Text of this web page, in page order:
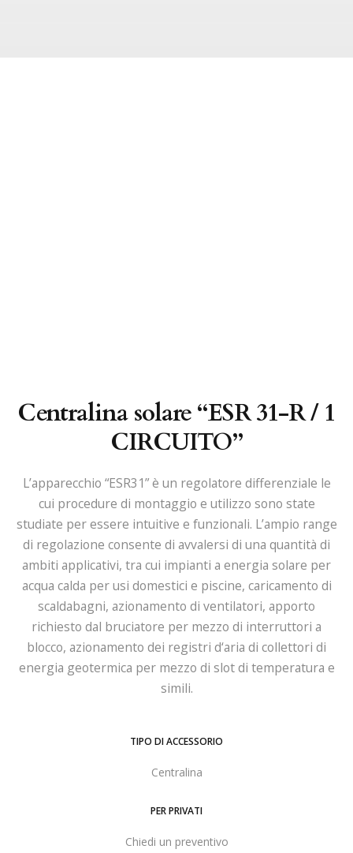
Centralina solare “ESR 31-R / 1
CIRCUITO”
L’apparecchio “ESR31” è un regolatore differenziale le
cui procedure di montaggio e utilizzo sono state
studiate per essere intuitive e funzionali. L’ampio range
di regolazione consente di avvalersi di una quantità di
ambiti applicativi, tra cui impianti a energia solare per
acqua calda per usi domestici e piscine, caricamento di
scaldabagni, azionamento di ventilatori, apporto
richiesto dal bruciatore per mezzo di interruttori a
blocco, azionamento dei registri d‘aria di collettori di
energia geotermica per mezzo di slot di temperatura e
simili.
TIPO DI ACCESSORIO
Centralina
PER PRIVATI
Chiedi un preventivo